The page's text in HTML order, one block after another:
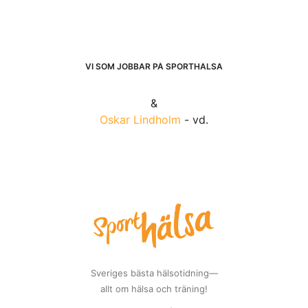
VI SOM JOBBAR PÅ SPORTHÄLSA
&
Oskar Lindholm - vd.
Sveriges bästa hälsotidning—
allt om hälsa och träning!